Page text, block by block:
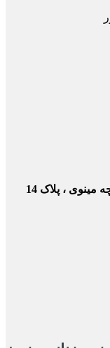
، پلاک 14